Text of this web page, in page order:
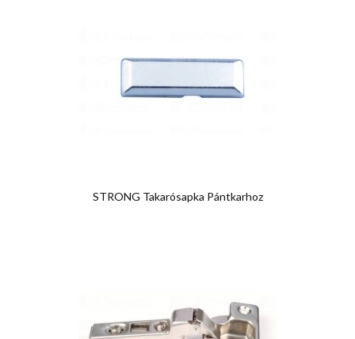
STRONG Takarósapka Pántkarhoz